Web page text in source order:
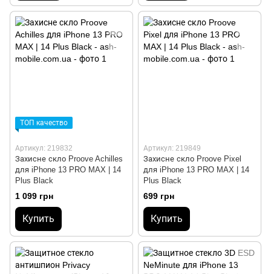
ТОП качество
Артикул: 219832
Захисне скло Proove Achilles
для iPhone 13 PRO MAX | 14
Plus Black
1 099 грн
Купить
Артикул: 219849
Захисне скло Proove Pixel
для iPhone 13 PRO MAX | 14
Plus Black
699 грн
Купить